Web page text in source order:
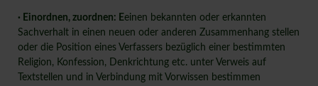
· Einordnen, zuordnen: Eeinen bekannten oder erkannten
Sachverhalt in einen neuen oder anderen Zusammenhang stellen
oder die Position eines Verfassers bezüglich einer bestimmten
Religion, Konfession, Denkrichtung etc. unter Verweis auf
Textstellen und in Verbindung mit Vorwissen bestimmen